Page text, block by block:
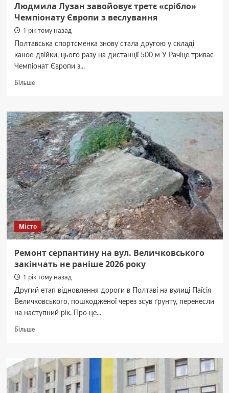
Людмила Лузан завойовує третє «срібло»
Чемпіонату Європи з веслування
1 рік тому назад
Полтавська спортсменка знову стала другою у складі
каное-двійки, цього разу на дистанції 500 м У Рачіце триває
Чемпіонат Європи з...
БільшеДокладніше
Лузан
завойовує
третє
«срібло»
Чемпіонату
Європи
з веслування
Місто
Ремонт серпантину на вул. Величковського
закінчать не раніше 2026 року
1 рік тому назад
Другий етап відновлення дороги в Полтаві на вулиці Паїсія
Величковського, пошкодженої через зсув ґрунту, перенесли
на наступний рік. Про це...
БільшеДокладніше
серпантину
на
вул.
Величковського